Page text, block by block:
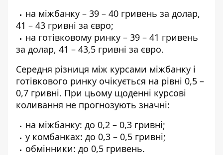
на міжбанку – 39 – 40 гривень за долар,
41 – 43 гривні за євро;
на готівковому ринку – 39 – 41 гривень
за долар, 41 – 43,5 гривні за євро.
Середня різниця між курсами міжбанку і
готівкового ринку очікується на рівні 0,5 –
0,7 гривні. При цьому щоденні курсові
коливання не прогнозують значні:
на міжбанку: до 0,2 – 0,3 гривні;
у комбанках: до 0,3 – 0,5 гривні;
обмінники: до 0,5 гривень.